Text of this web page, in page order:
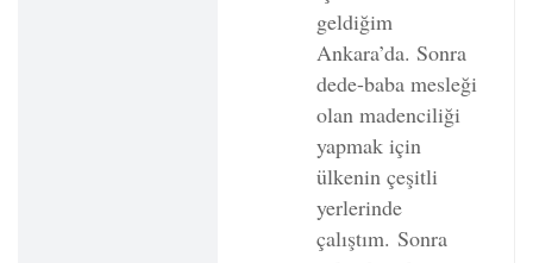
geldiğim
Ankara’da. Sonra
dede-baba mesleği
olan madenciliği
yapmak için
ülkenin çeşitli
yerlerinde
çalıştım. Sonra